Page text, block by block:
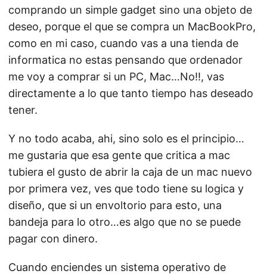
comprando un simple gadget sino una objeto de
deseo, porque el que se compra un MacBookPro,
como en mi caso, cuando vas a una tienda de
informatica no estas pensando que ordenador
me voy a comprar si un PC, Mac…No!!, vas
directamente a lo que tanto tiempo has deseado
tener.
Y no todo acaba, ahi, sino solo es el principio…
me gustaria que esa gente que critica a mac
tubiera el gusto de abrir la caja de un mac nuevo
por primera vez, ves que todo tiene su logica y
diseño, que si un envoltorio para esto, una
bandeja para lo otro…es algo que no se puede
pagar con dinero.
Cuando enciendes un sistema operativo de